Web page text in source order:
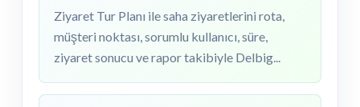
Ziyaret Tur Planı ile saha ziyaretlerini rota,
müşteri noktası, sorumlu kullanıcı, süre,
ziyaret sonucu ve rapor takibiyle Delbig...